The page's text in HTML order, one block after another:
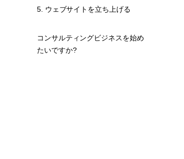
5. ウェブサイトを立ち上げる
コンサルティングビジネスを始め
たいですか?